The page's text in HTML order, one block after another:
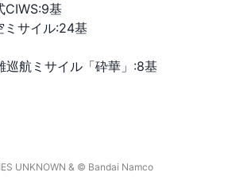
CIWS:9基
ミサイル:24基
巡航ミサイル「砕華」:8基
UNKNOWN & © Bandai Namco